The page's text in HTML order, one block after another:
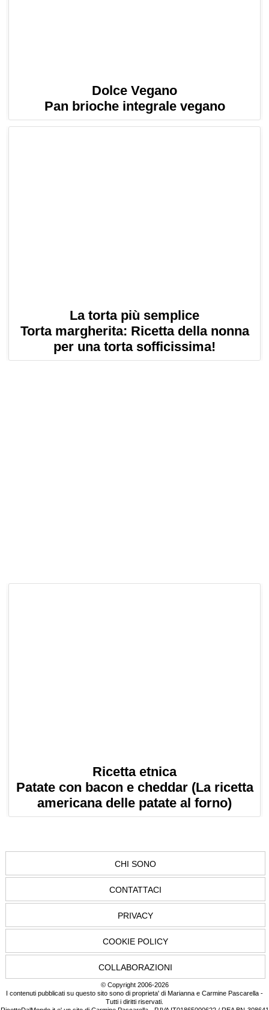
Dolce Vegano
Pan brioche integrale vegano
La torta più semplice
Torta margherita: Ricetta della nonna
per una torta sofficissima!
Ricetta etnica
Patate con bacon e cheddar (La ricetta
americana delle patate al forno)
CHI SONO
CONTATTACI
PRIVACY
COOKIE POLICY
COLLABORAZIONI
© Copyright 2006-2026
I contenuti pubblicati su questo sito sono di proprieta' di Marianna e Carmine Pascarella -
Tutti i diritti riservati.